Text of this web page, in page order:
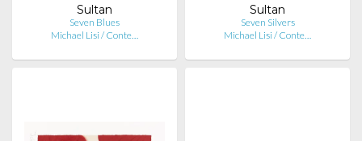
Sultan
Seven Blues
Michael Lisi / Conte…
Sultan
Seven Silvers
Michael Lisi / Conte…